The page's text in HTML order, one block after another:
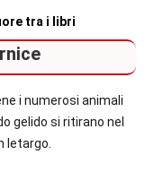
i numerosi animali
gelido si ritirano nel
letargo.